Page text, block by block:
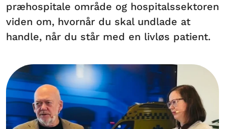
præhospitale område og hospitalssektoren
viden om, hvornår du skal undlade at
handle, når du står med en livløs patient.